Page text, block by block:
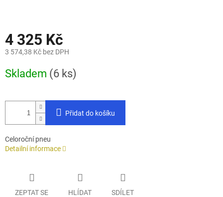
4 325 Kč
3 574,38 Kč bez DPH
cena:
Skladem (6 ks)
Přidat do košíku
Celoroční pneu
Detailní informace
ZEPTAT SE HLÍDAT SDÍLET